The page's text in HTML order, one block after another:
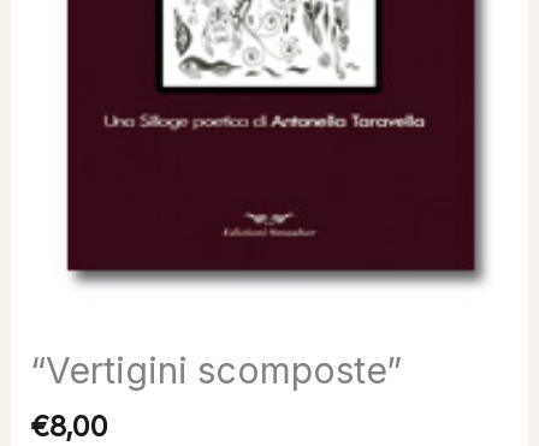
“Vertigini scomposte”
€8,00